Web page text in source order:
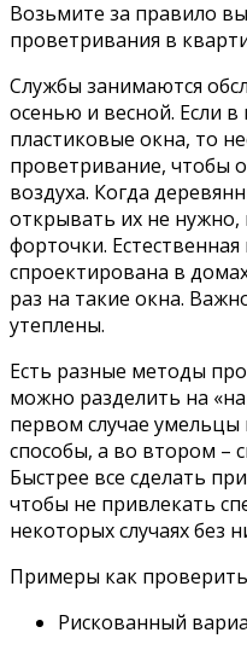
Возьмите за правило
проветривания в
Службы занимаются
осенью и весной. Если
пластиковые окна, то
проветривание, чтобы
воздуха. Когда
открывать их не нужно,
форточки.
спроектирована в
раз на такие окна.
утеплены.
Есть разные методы
можно разделить на
первом случае
способы, а во втором –
Быстрее все сделать
чтобы не привлекать
некоторых случаях без
Примеры как
Рискованный